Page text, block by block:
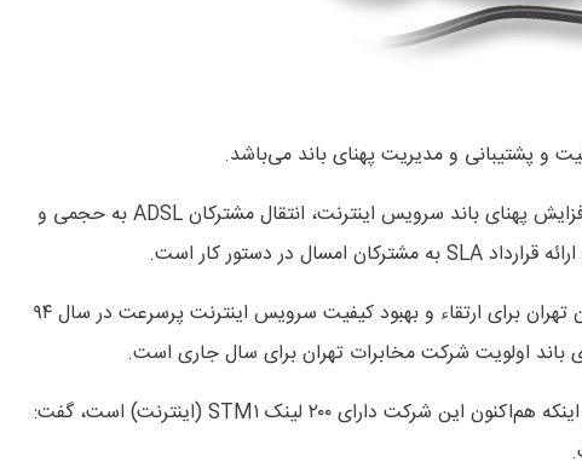
و پشتیبانی و مدیریت پهنای باند می‌باشد.
معاون شرکت مخابرات استان تهران گفت: ارتقاء پشتیبانی و افزایش پهنای باند سرویس اینترنت، انتقال مشترکان ADSL به حجمی و
محمدرضا بیدخام با اشاره به برنامه‌های شرکت مخابرات استان تهران برای ارتقاء و بهبود کیفیت سرویس اینترنت پرسرعت در سال ۹۴
باند اولویت شرکت مخابرات تهران برای سال جاری است.
معاون بازاریابی و فروش شرکت مخابرات استان تهران با بیان اینکه هم‌اکنون این شرکت دارای ۲۰۰ لینک STM۱ (اینترنت) است، گفت: